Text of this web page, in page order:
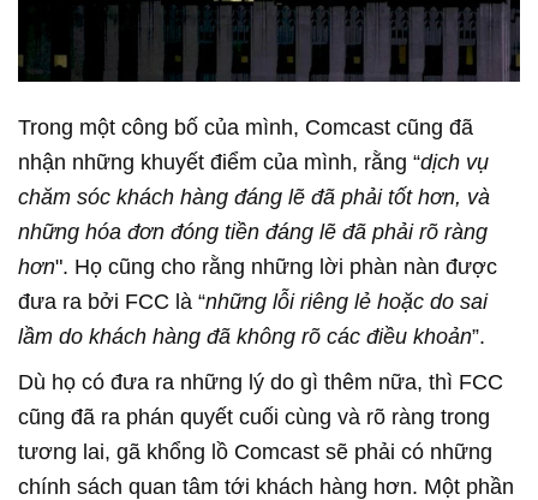
Trong một công bố của mình, Comcast cũng đã
nhận những khuyết điểm của mình, rằng “dịch vụ
chăm sóc khách hàng đáng lẽ đã phải tốt hơn, và
những hóa đơn đóng tiền đáng lẽ đã phải rõ ràng
hơn". Họ cũng cho rằng những lời phàn nàn được
đưa ra bởi FCC là “những lỗi riêng lẻ hoặc do sai
lầm do khách hàng đã không rõ các điều khoản”.
Dù họ có đưa ra những lý do gì thêm nữa, thì FCC
cũng đã ra phán quyết cuối cùng và rõ ràng trong
tương lai, gã khổng lồ Comcast sẽ phải có những
chính sách quan tâm tới khách hàng hơn. Một phần